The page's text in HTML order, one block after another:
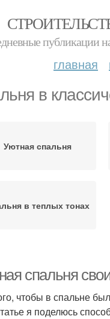
публикации
главная
в
Уютная спальня
в теплых тонах
спальня
чтобы в спальне
я поделюсь